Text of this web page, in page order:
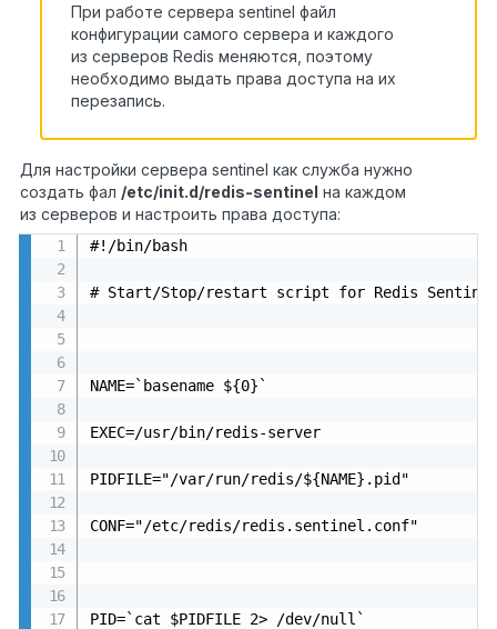
При работе сервера sentinel файл
конфигурации самого сервера и каждого
из серверов Redis меняются, поэтому
необходимо выдать права доступа на их
перезапись.
Для настройки сервера sentinel как служба нужно
создать фал /etc/init.d/redis-sentinel на каждом
из серверов и настроить права доступа:
#!/bin/bash
# Start/Stop/restart script for Redis
NAME=`basename ${0}`
EXEC=/usr/bin/redis-server
PIDFILE="/var/run/redis/${NAME}.pid"
CONF="/etc/redis/redis.sentinel.conf"
PID=`cat $PIDFILE 2> /dev/null`